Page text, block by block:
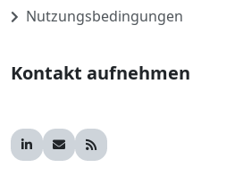
Nutzungsbedingungen
Kontakt aufnehmen